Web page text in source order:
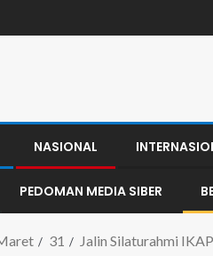
NASIONAL
PEDOMAN MEDIA SIBER
31 Jalin Silaturahmi